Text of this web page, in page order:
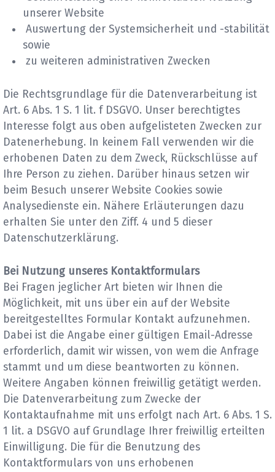
unserer Website
Auswertung der Systemsicherheit und -stabilität
sowie
zu weiteren administrativen Zwecken
Die Rechtsgrundlage für die Datenverarbeitung ist
Art. 6 Abs. 1 S. 1 lit. f DSGVO. Unser berechtigtes
Interesse folgt aus oben aufgelisteten Zwecken zur
Datenerhebung. In keinem Fall verwenden wir die
erhobenen Daten zu dem Zweck, Rückschlüsse auf
Ihre Person zu ziehen. Darüber hinaus setzen wir
beim Besuch unserer Website Cookies sowie
Analysedienste ein. Nähere Erläuterungen dazu
erhalten Sie unter den Ziff. 4 und 5 dieser
Datenschutzerklärung.
Bei Nutzung unseres Kontaktformulars
Bei Fragen jeglicher Art bieten wir Ihnen die
Möglichkeit, mit uns über ein auf der Website
bereitgestelltes Formular Kontakt aufzunehmen.
Dabei ist die Angabe einer gültigen Email-Adresse
erforderlich, damit wir wissen, von wem die Anfrage
stammt und um diese beantworten zu können.
Weitere Angaben können freiwillig getätigt werden.
Die Datenverarbeitung zum Zwecke der
Kontaktaufnahme mit uns erfolgt nach Art. 6 Abs. 1 S.
1 lit. a DSGVO auf Grundlage Ihrer freiwillig erteilten
Einwilligung. Die für die Benutzung des
Kontaktformulars von uns erhobenen